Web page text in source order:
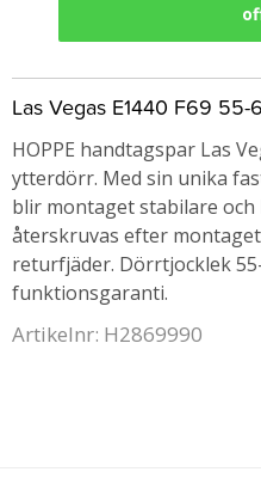
Las Vegas E1440 F69 55-
HOPPE handtagspar Las
ytterdörr. Med sin unika
blir montaget stabilare
återskruvas efter
returfjäder. Dörrtjocklek
funktionsgaranti.
Artikelnr: H2869990